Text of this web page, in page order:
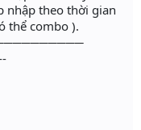
nhập theo thời gian
thể combo ).